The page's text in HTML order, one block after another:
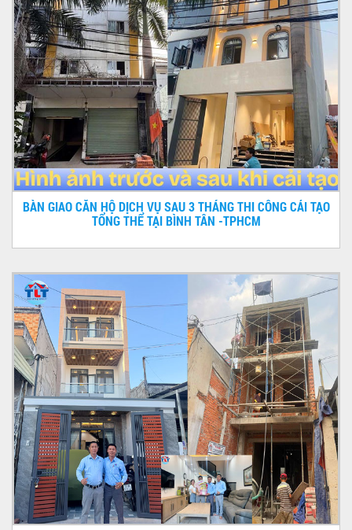
BÀN GIAO CĂN HỘ DỊCH VỤ SAU 3 THÁNG THI CÔNG CẢI TẠO
TỔNG THỂ TẠI BÌNH TÂN -TPHCM